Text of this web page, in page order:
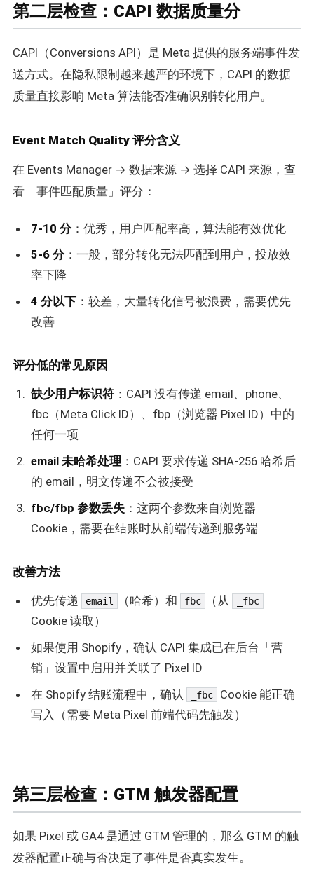
第二层检查：CAPI 数据质量分
CAPI（Conversions API）是 Meta 提供的服务端事件发
送方式。在隐私限制越来越严的环境下，CAPI 的数据
质量直接影响 Meta 算法能否准确识别转化用户。
Event Match Quality 评分含义
在 Events Manager → 数据来源 → 选择 CAPI 来源，查
看「事件匹配质量」评分：
7-10 分 ：优秀，用户匹配率高，算法能有效优化
5-6 分 ：一般，部分转化无法匹配到用户，投放效
率下降
4 分以下 ：较差，大量转化信号被浪费，需要优先
改善
评分低的常见原因
缺少用户标识符 ：CAPI 没有传递 email、phone、
fbc（Meta Click ID）、fbp（浏览器 Pixel ID）中的
任何一项
email 未哈希处理 ：CAPI 要求传递 SHA-256 哈希后
的 email，明文传递不会被接受
fbc/fbp 参数丢失 ：这两个参数来自浏览器
Cookie，需要在结账时从前端传递到服务端
改善方法
优先传递 email （哈希）和 fbc （从 _fbc
Cookie 读取）
如果使用 Shopify，确认 CAPI 集成已在后台「营
销」设置中启用并关联了 Pixel ID
在 Shopify 结账流程中，确认
_fbc
Cookie 能正确
写入（需要 Meta Pixel 前端代码先触发）
第三层检查：GTM 触发器配置
如果 Pixel 或 GA4 是通过 GTM 管理的，那么 GTM 的触
发器配置正确与否决定了事件是否真实发生。